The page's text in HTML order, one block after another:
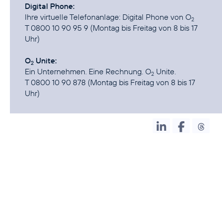
Digital Phone:
Ihre virtuelle Telefonanlage: Digital Phone von O2
T 0800 10 90 95 9 (Montag bis Freitag von 8 bis 17
Uhr)
O2 Unite:
Ein Unternehmen. Eine Rechnung. O2 Unite
T 0800 10 90 878 (Montag bis Freitag von 8 bis 17
Uhr)